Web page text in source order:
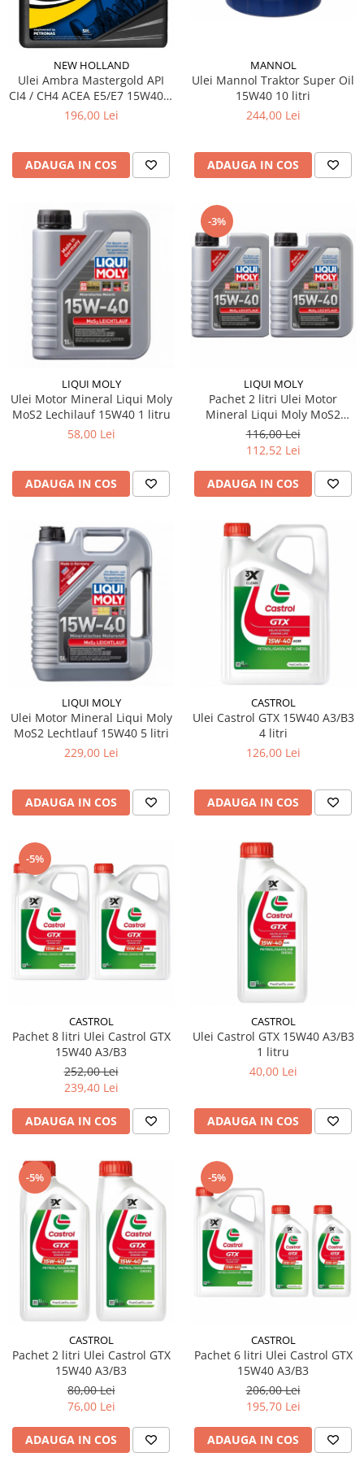
Testere si diagnoza auto
Odorizante Auto
Parfum Original
Parfum Auto
Odorizante grila
NEW HOLLAND
Ulei Ambra Mastergold API
CI4 / CH4 ACEA E5/E7 15W40 5
litri
196,00 Lei
ADAUGA IN COS
MANNOL
Ulei Mannol Traktor Super Oil
15W40 10 litri
244,00 Lei
ADAUGA IN COS
LIQUI MOLY
Ulei Motor Mineral Liqui Moly
MoS2 Lechilauf 15W40 1 litru
58,00 Lei
ADAUGA IN COS
-3%
LIQUI MOLY
Pachet 2 litri Ulei Motor
Mineral Liqui Moly MoS2
Lechilauf 15w40
116,00 Lei
112,52 Lei
ADAUGA IN COS
LIQUI MOLY
Ulei Motor Mineral Liqui Moly
MoS2 Lechtlauf 15W40 5 litri
229,00 Lei
ADAUGA IN COS
CASTROL
Ulei Castrol GTX 15W40 A3/B3
4 litri
126,00 Lei
ADAUGA IN COS
-5%
CASTROL
Pachet 8 litri Ulei Castrol GTX
15W40 A3/B3
252,00 Lei
239,40 Lei
ADAUGA IN COS
CASTROL
Ulei Castrol GTX 15W40 A3/B3
1 litru
40,00 Lei
ADAUGA IN COS
-5%
CASTROL
Pachet 2 litri Ulei Castrol GTX
15W40 A3/B3
80,00 Lei
76,00 Lei
ADAUGA IN COS
-5%
CASTROL
Pachet 6 litri Ulei Castrol GTX
15W40 A3/B3
206,00 Lei
195,70 Lei
ADAUGA IN COS